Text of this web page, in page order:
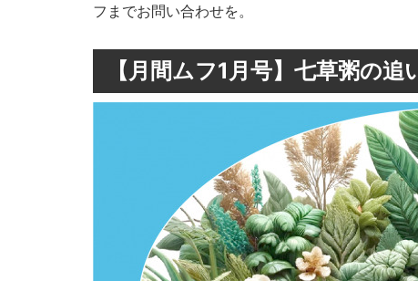
フまでお問い合わせを。
【月間ムフ1月号】七草粥の追